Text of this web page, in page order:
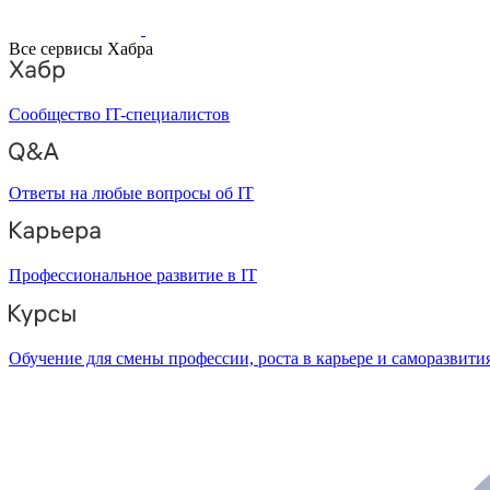
Все сервисы Хабра
Сообщество IT-специалистов
Ответы на любые вопросы об IT
Профессиональное развитие в IT
Обучение для смены профессии, роста в карьере и